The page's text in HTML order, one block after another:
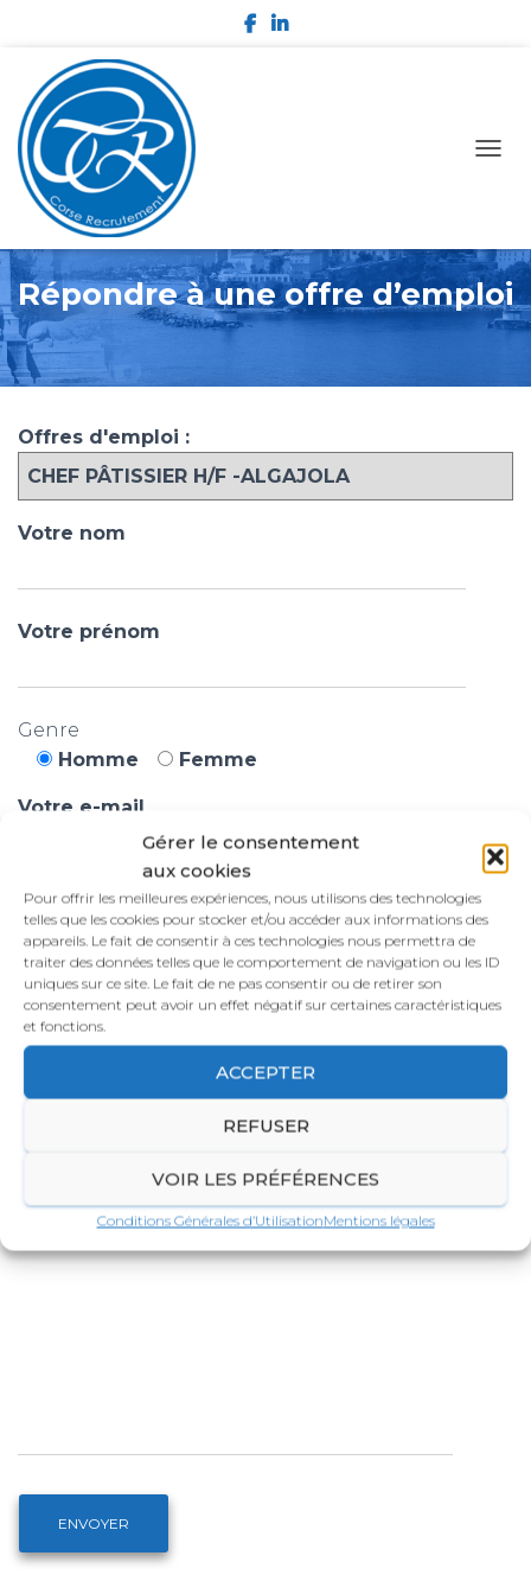
Gérer le consentement
aux cookies
Pour offrir les meilleures expériences, nous utilisons des technologies
telles que les cookies pour stocker et/ou accéder aux informations des
appareils. Le fait de consentir à ces technologies nous permettra de
traiter des données telles que le comportement de navigation ou les ID
uniques sur ce site. Le fait de ne pas consentir ou de retirer son
consentement peut avoir un effet négatif sur certaines caractéristiques
et fonctions.
ACCEPTER
REFUSER
VOIR LES PRÉFÉRENCES
Conditions Générales d’UtilisationMentions légales
Répondre à une offre d’emploi
Offres d'emploi :
Votre nom
Votre prénom
Genre
Homme
Femme
Votre e-mail
Votre CV
Vos disponibilités
Objet
Votre message (facultatif)